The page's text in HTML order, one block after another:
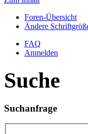
Foren-Übersicht
Ändere
FAQ
Anmelden
Suche
Suchanfrage